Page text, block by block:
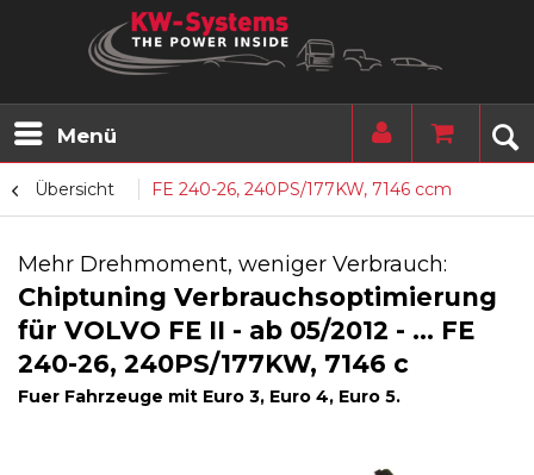
Menü
Übersicht FE 240-26, 240PS/177KW, 7146 ccm
Mehr Drehmoment, weniger Verbrauch:
Chiptuning Verbrauchsoptimierung
für VOLVO FE II - ab 05/2012 - ... FE
240-26, 240PS/177KW, 7146 c
Fuer Fahrzeuge mit Euro 3, Euro 4, Euro 5.